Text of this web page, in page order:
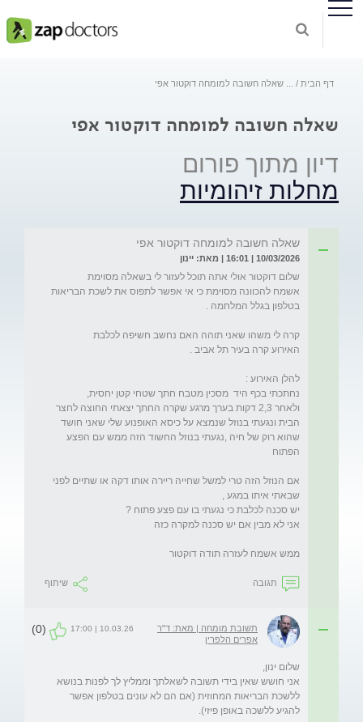
דף הבית שאלה חשובה למומחה דוקטור אפי
שאלה חשובה למומחה דוקטור אפי
דיון מתוך פורום
מחלות זיהומיות
שאלה חשובה למומחה דוקטור אפי
10/03/2026 | 16:01 | מאת: יינון
אשמח להכוונה מסוימת כי אי אפשר לתפוס את לשכת הבריאות
ולאחר 2,3 דקות בערך מרגע שקרה החתך יצאתי החוצה לחצר
הבית ונגעתי בנוזל שנמצא על כיסא האופנוע שלי שאני חושד
שהוא רוק של חיה ,נגעתי בנוזל החשוד הזה ממש עם הפצע
אם הנוזל הזה טרי למשל שחייה ריירה אותו דקה או שתיים לפני
ממש אשמח לעזרה תודה דוקטור
תגובה שיתוף
תשובת מומחה | מאת: ד"ר
אפרים הלפרין
10.03.26 | 17:00
(0)
אני חושש שאין בידי תשובה לשאלתך וממליץ לך לפנות בנושא
ללשכת הבריאות המחוזית (אם הם לא עונים בטלפון אפשר